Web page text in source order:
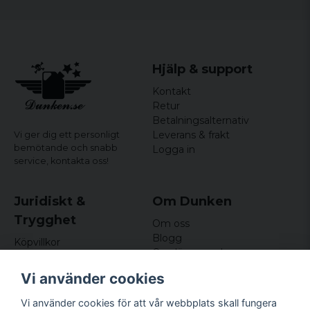
Vi ger dig ett personligt
bemötande och snabb
service, kontakta oss!
Hjälp & support
Kontakt
Retur
Betalningsalternativ
Leverans & frakt
Logga in
Juridiskt &
Trygghet
Köpvillkor
Om cookies
Om Dunken
Om oss
Blogg
Omdömen och
Nyhetsbrev
Kundklubb
Vi använder cookies
Vi använder cookies för att vår webbplats skall fungera